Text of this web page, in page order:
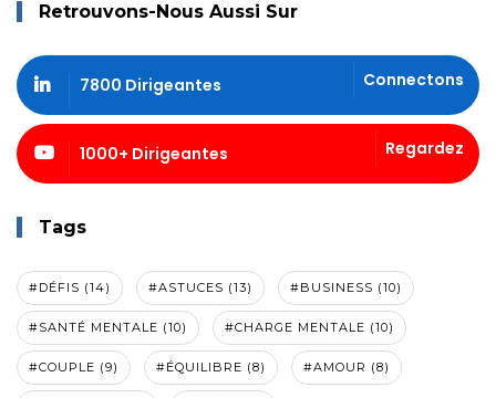
Retrouvons-Nous Aussi Sur
7800 Dirigeantes Connectons
1000+ Dirigeantes Regardez
Tags
#DÉFIS (14) #ASTUCES (13) #BUSINESS (10)
#SANTÉ MENTALE (10) #CHARGE MENTALE (10)
#COUPLE (9) #ÉQUILIBRE (8) #AMOUR (8)